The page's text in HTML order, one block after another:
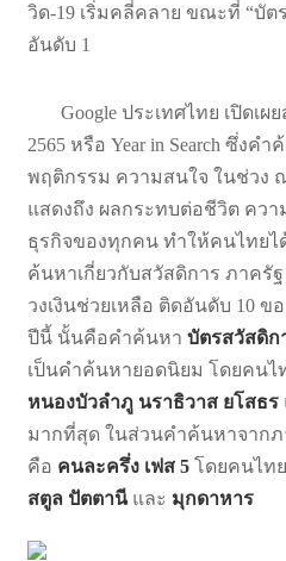
วิด-19 เริ่มคลี่คลาย ขณะที่ “บัต
อันดับ 1
Google ประเทศไทย เปิดเผ
2565 หรือ Year in Search ซึ่งค
พฤติกรรม ความสนใจ ในช่วง
แสดงถึง ผลกระทบต่อชีวิต ควา
ธุรกิจของทุกคน ทำให้คนไทยไ
ค้นหาเกี่ยวกับสวัสดิการ ภาครั
วงเงินช่วยเหลือ ติดอันดับ 10
ปีนี้ นั้นคือคำค้นหา บัตรสวัสดิก
เป็นคำค้นหายอดนิยม โดยคนไ
หนองบัวลำภู นราธิวาส ยโสธร
มากที่สุด ในส่วนคำค้นหาจาก
คือ คนละครึ่ง เฟส 5 โดยคนไท
สตูล ปัตตานีและ มุกดาหาร